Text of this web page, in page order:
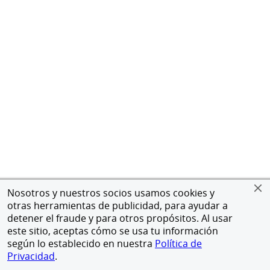
Nosotros y nuestros socios usamos cookies y
otras herramientas de publicidad, para ayudar a
detener el fraude y para otros propósitos. Al usar
este sitio, aceptas cómo se usa tu información
según lo establecido en nuestra Política de
Privacidad.